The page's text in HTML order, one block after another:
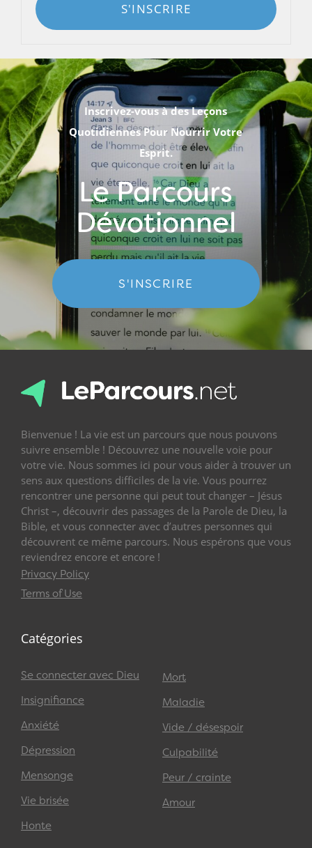
S'INSCRIRE
Inscrivez-vous à des Leçons
Quotidiennes Pour Nourrir Votre
Esprit.
Le Parcours
Dévotionnel
S'INSCRIRE
Bienvenue ! La vie est un parcours que nous pouvons
suivre ensemble ! Découvrez une nouvelle voie pour
votre vie. Nous sommes ici pour vous aider à trouver un
sens aux questions difficiles de la vie. Vous pourrez
rencontrer une personne qui peut tout changer – Jésus
Christ –, découvrir des passages de la Parole de Dieu, la
Bible, et vous connecter avec d’autres personnes qui
découvrent ce même parcours. Nous espérons que vous
reviendrez encore et encore !
Privacy Policy
Terms of Use
Catégories
Se connecter avec Dieu
Insignifiance
Anxiété
Dépression
Mensonge
Vie brisée
Honte
Mort
Maladie
Vide / désespoir
Culpabilité
Peur / crainte
Amour